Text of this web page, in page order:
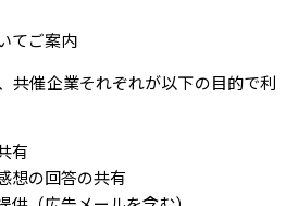
てご案内
共催企業それぞれが以下の目的で利
有
想の回答の共有